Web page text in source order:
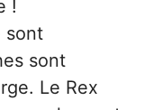
!
sont
sont
Le Rex